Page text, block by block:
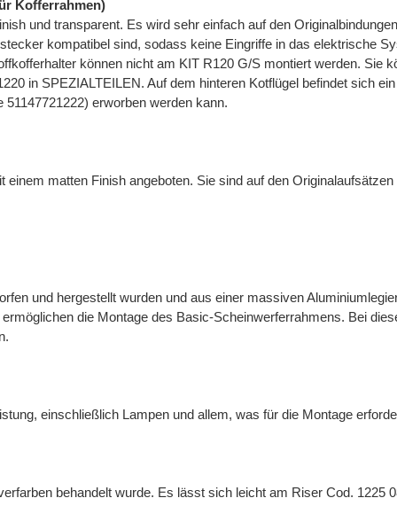
Kofferrahmen)
und transparent. Es wird sehr einfach auf den
kompatibel sind, sodass keine Eingriffe in das elektrische
können nicht am KIT R120 G/S montiert werden. Sie
in SPEZIALTEILEN. Auf dem hinteren Kotflügel befindet sich
erworben werden kann.
matten Finish angeboten. Sie sind auf den
und hergestellt wurden und aus einer massiven
die Montage des Basic-Scheinwerferrahmens. Bei
einschließlich Lampen und allem, was für die Montage
behandelt wurde. Es lässt sich leicht am Riser Cod. 1225